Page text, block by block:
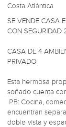
Costa Atlántica
SE VENDE CASA
CON SEGURIDAD
CASA DE 4
PRIVADO
Esta hermosa
soñado cuenta
encuentran
doble vista y